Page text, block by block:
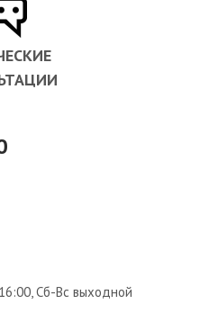
Сб-Вс выходной